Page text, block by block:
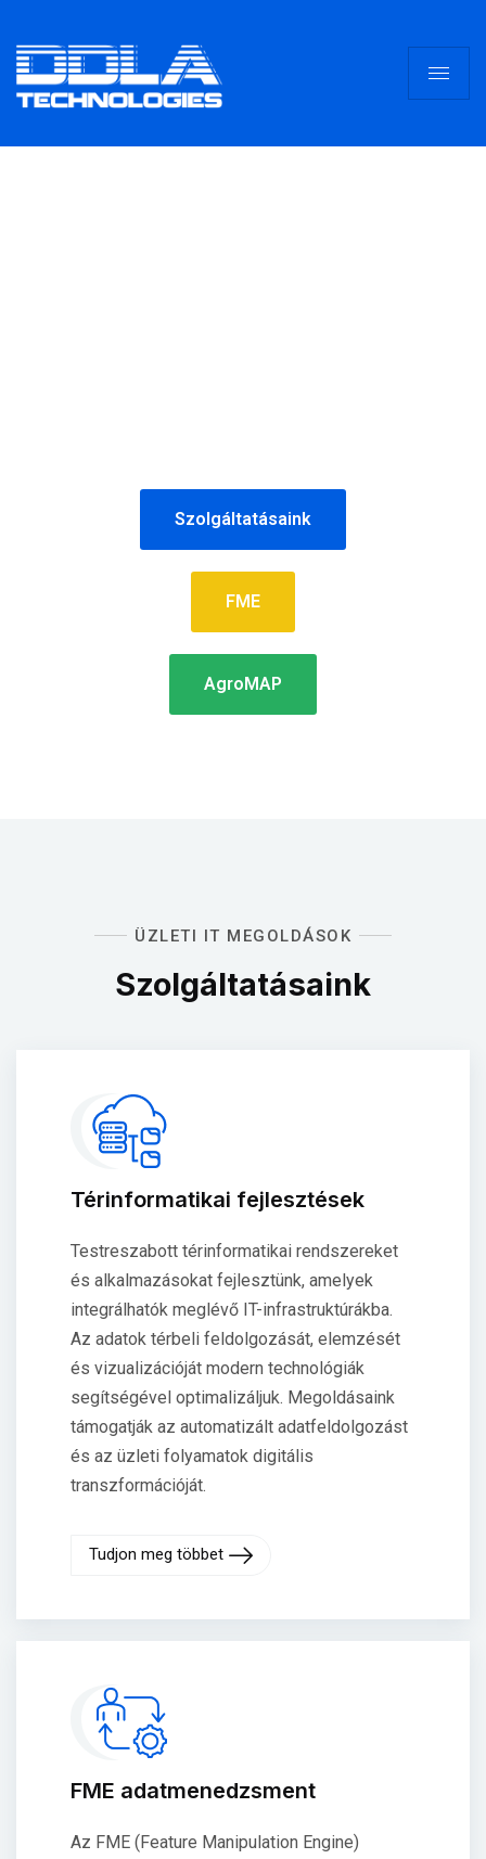
Szolgáltatásaink
FME
AgroMAP
ÜZLETI IT MEGOLDÁSOK
Szolgáltatásaink
Térinformatikai fejlesztések
Testreszabott térinformatikai rendszereket
és alkalmazásokat fejlesztünk, amelyek
integrálhatók meglévő IT-infrastruktúrákba.
Az adatok térbeli feldolgozását, elemzését
és vizualizációját modern technológiák
segítségével optimalizáljuk. Megoldásaink
támogatják az automatizált adatfeldolgozást
és az üzleti folyamatok digitális
transzformációját.
Tudjon meg többet
FME adatmenedzsment
Az FME (Feature Manipulation Engine)